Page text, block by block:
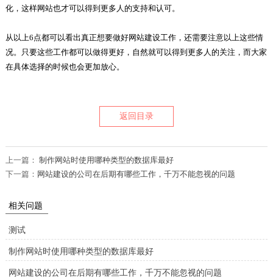
化，这样网站也才可以得到更多人的支持和认可。
从以上6点都可以看出真正想要做好网站建设工作，还需要注意以上这些情
况。只要这些工作都可以做得更好，自然就可以得到更多人的关注，而大家
在具体选择的时候也会更加放心。
返回目录
上一篇： 制作网站时使用哪种类型的数据库最好
下一篇： 网站建设的公司在后期有哪些工作，千万不能忽视的问题
相关问题
测试
制作网站时使用哪种类型的数据库最好
网站建设的公司在后期有哪些工作，千万不能忽视的问题